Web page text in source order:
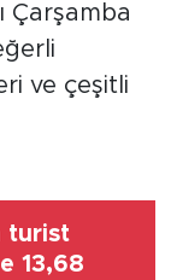
Çarşamba
ve çeşitli
turist
13,68